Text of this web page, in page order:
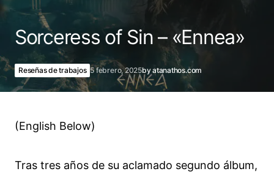
Sorceress of Sin – «Ennea»
Reseñas de trabajos 5 febrero, 2025byatanathos.com
(English Below)
Tras tres años de su aclamado segundo álbum,